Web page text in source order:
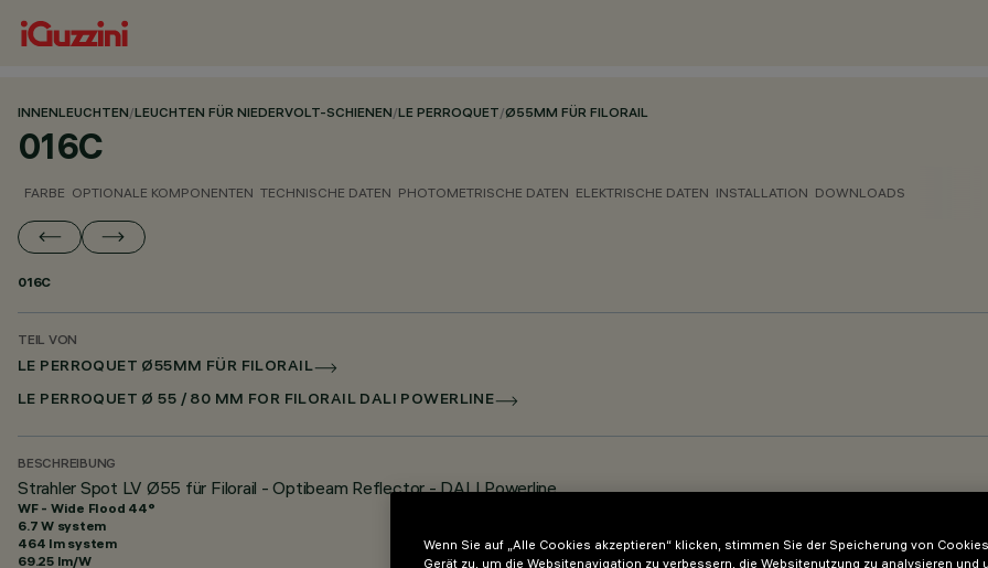
INNENLEUCHTEN/LEUCHTEN FÜR NIEDERVOLT-SCHIENEN/LE PERROQUET/Ø55MM FÜR FILORAIL
016C
FARBE OPTIONALE KOMPONENTEN TECHNISCHE DATEN PHOTOMETRISCHE DATEN ELEKTRISCHE DATEN INSTALLATION DOWNLOADS
016C
TEIL VON
LE PERROQUET Ø55MM FÜR FILORAIL
LE PERROQUET Ø 55 / 80 MM FOR FILORAIL DALI POWERLINE
BESCHREIBUNG
Strahler Spot LV Ø55 für Filorail - Optibeam Reflector - DALI Powerline
WF - Wide Flood 44°
6.7 W system
464 lm system
69.25 lm/W
Wenn Sie auf „Alle Cookies akzeptieren“ klicken, stimmen Sie der Speicherung von
Gerät zu, um die Websitenavigation zu verbessern, die Websitenutzung zu analysieren und